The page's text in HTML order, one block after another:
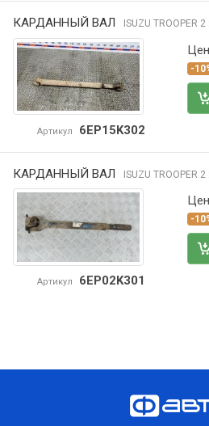
КАРДАННЫЙ ВАЛ ISUZU TROOPER 2
Артикул 6EP15K302
-
КАРДАННЫЙ ВАЛ ISUZU TROOPER 2
Артикул 6EP02K301
-